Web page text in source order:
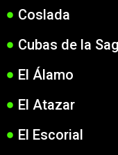
Coslada
Cubas de la
El Álamo
El Atazar
El Escorial